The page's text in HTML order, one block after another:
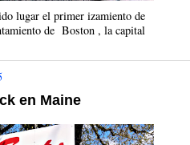
lugar el primer izamiento de
de Boston , la capital
en Maine